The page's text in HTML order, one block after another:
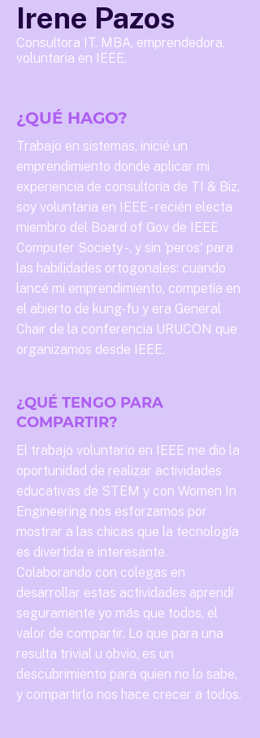
Irene Pazos
Consultora IT. MBA, emprendedora,
voluntaria en IEEE.
¿QUÉ HAGO?
Trabajo en sistemas, inicié un
emprendimiento donde aplicar mi
experiencia de consultoría de TI & Biz,
soy voluntaria en IEEE - recién electa
miembro del Board of Gov de IEEE
Computer Society -, y sin 'peros' para
las habilidades ortogonales: cuando
lancé mi emprendimiento, competía en
el abierto de kung-fu y era General
Chair de la conferencia URUCON que
organizamos desde IEEE.
¿QUÉ TENGO PARA
COMPARTIR?
El trabajo voluntario en IEEE me dio la
oportunidad de realizar actividades
educativas de STEM y con Women In
Engineering nos esforzamos por
mostrar a las chicas que la tecnología
es divertida e interesante.
Colaborando con colegas en
desarrollar estas actividades aprendí
seguramente yo más que todos, el
valor de compartir. Lo que para una
resulta trivial u obvio, es un
descubrimiento para quien no lo sabe,
y compartirlo nos hace crecer a todos.